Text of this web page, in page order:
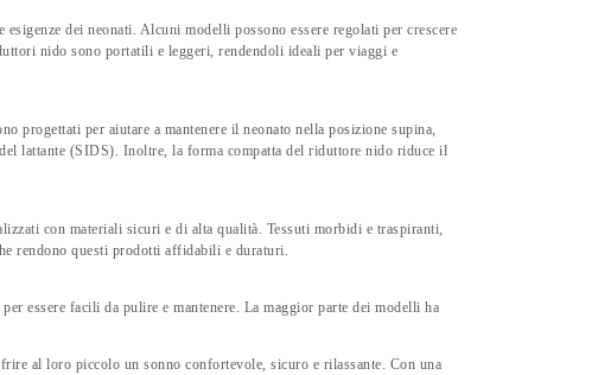
dei neonati. Alcuni modelli possono essere regolati per crescere
nido sono portatili e leggeri, rendendoli ideali per viaggi e
progettati per aiutare a mantenere il neonato nella posizione supina,
lattante (SIDS). Inoltre, la forma compatta del riduttore nido riduce il
con materiali sicuri e di alta qualità. Tessuti morbidi e traspiranti,
rendono questi prodotti affidabili e duraturi.
essere facili da pulire e mantenere. La maggior parte dei modelli ha
al loro piccolo un sonno confortevole, sicuro e rilassante. Con una